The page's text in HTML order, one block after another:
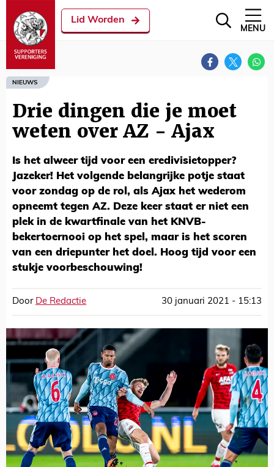
Lid Worden
MENU
NIEUWS
Drie dingen die je moet
weten over AZ - Ajax
Is het alweer tijd voor een eredivisietopper?
Jazeker! Het volgende belangrijke potje staat
voor zondag op de rol, als Ajax het wederom
opneemt tegen AZ. Deze keer staat er niet een
plek in de kwartfinale van het KNVB-
bekertoernooi op het spel, maar is het scoren
van een driepunter het doel. Hoog tijd voor een
stukje voorbeschouwing!
Door De Redactie 30 januari 2021 - 15:13